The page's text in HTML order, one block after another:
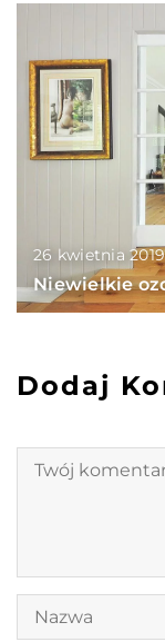
26 kwietnia 2019
Niewielkie
Dodaj